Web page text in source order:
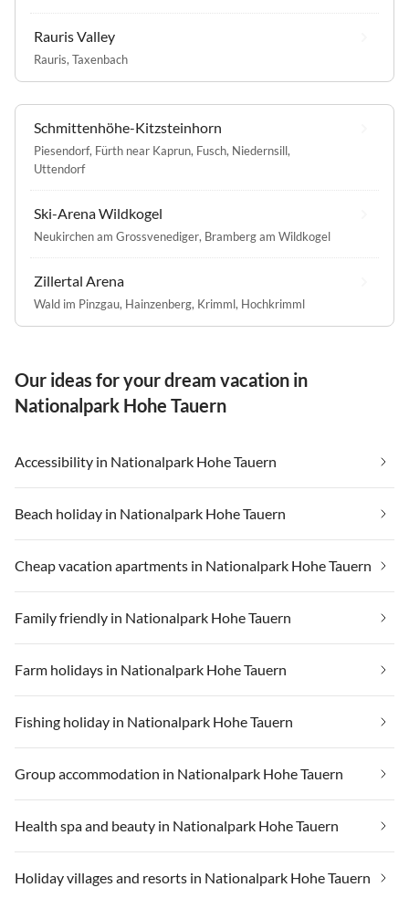
Rauris Valley
Rauris, Taxenbach
Schmittenhöhe-Kitzsteinhorn
Piesendorf, Fürth near Kaprun, Fusch, Niedernsill,
Uttendorf
Ski-Arena Wildkogel
Neukirchen am Grossvenediger, Bramberg am Wildkogel
Zillertal Arena
Wald im Pinzgau, Hainzenberg, Krimml, Hochkrimml
Our ideas for your dream vacation in
Nationalpark Hohe Tauern
Accessibility in Nationalpark Hohe Tauern
Beach holiday in Nationalpark Hohe Tauern
Cheap vacation apartments in Nationalpark Hohe Tauern
Family friendly in Nationalpark Hohe Tauern
Farm holidays in Nationalpark Hohe Tauern
Fishing holiday in Nationalpark Hohe Tauern
Group accommodation in Nationalpark Hohe Tauern
Health spa and beauty in Nationalpark Hohe Tauern
Holiday villages and resorts in Nationalpark Hohe Tauern